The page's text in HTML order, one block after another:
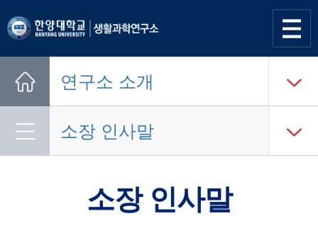
연구소 소개
소장 인사말
소장 인사말